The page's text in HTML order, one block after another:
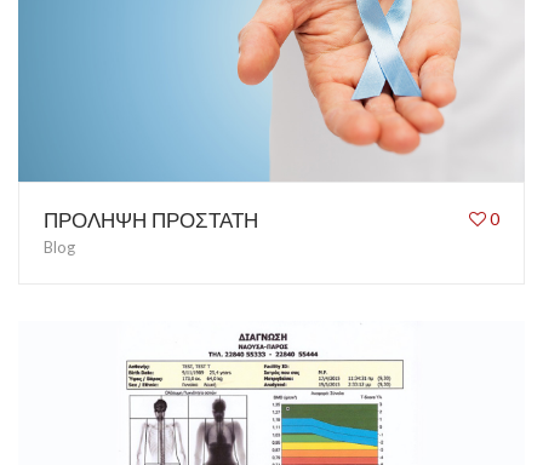
0
ΠΡΟΛΗΨΗ ΠΡΟΣΤΑΤΗ
Blog